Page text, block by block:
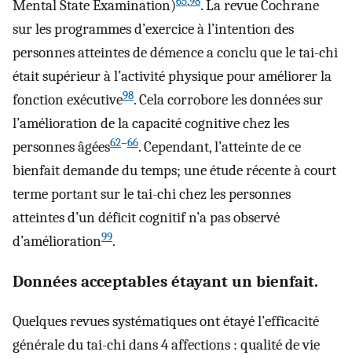
Mental State Examination)
. La revue Cochrane
sur les programmes d’exercice à l’intention des
personnes atteintes de démence a conclu que le tai-chi
était supérieur à l’activité physique pour améliorer la
fonction exécutive98. Cela corrobore les données sur
l’amélioration de la capacité cognitive chez les
personnes âgées62–66. Cependant, l’atteinte de ce
bienfait demande du temps; une étude récente à court
terme portant sur le tai-chi chez les personnes
atteintes d’un déficit cognitif n’a pas observé
d’amélioration99.
Données acceptables étayant un bienfait.
Quelques revues systématiques ont étayé l’efficacité
générale du tai-chi dans 4 affections : qualité de vie